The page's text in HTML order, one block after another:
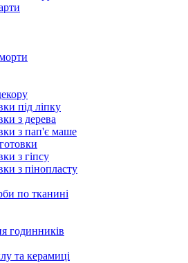
під ліпку
з дерева
з пап'є маше
з гіпсу
з пінопласту
по тканині
годинників
та керамиці